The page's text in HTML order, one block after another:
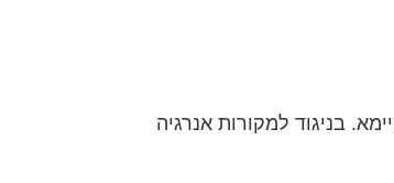
בניגוד למקורות אנרגיה